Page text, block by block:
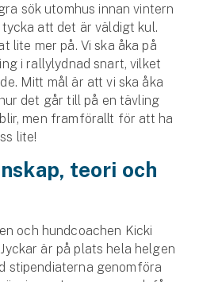
sök utomhus innan vintern
att det är väldigt kul.
lite mer på. Vi ska åka på
i rallylydnad snart, vilket
Mitt mål är att vi ska åka
det går till på en tävling
men framförallt för att ha
lite!
teori och
och hundcoachen Kicki
är på plats hela helgen
stipendiaterna genomföra